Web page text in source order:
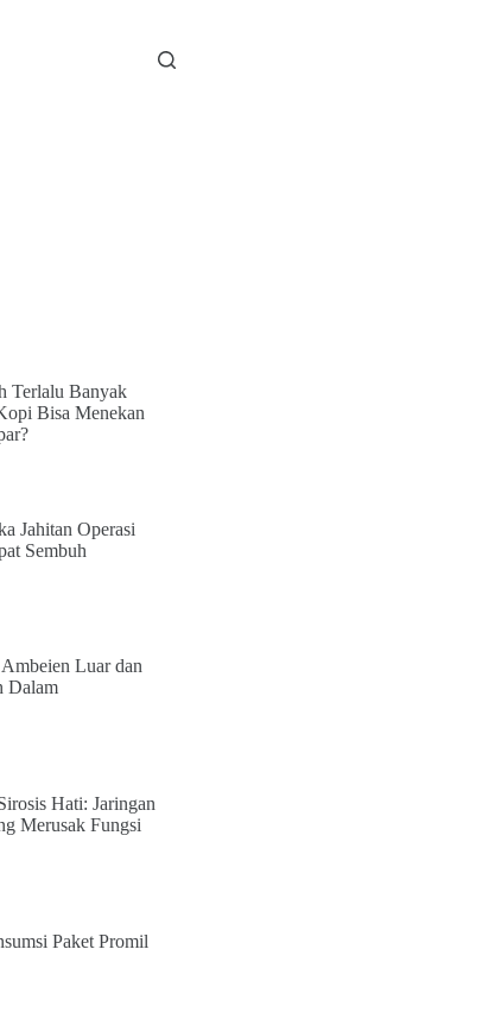
Terlalu Banyak
Bisa Menekan
Jahitan Operasi
Sembuh
Luar dan
Dalam
Hati: Jaringan
Merusak Fungsi
Paket Promil